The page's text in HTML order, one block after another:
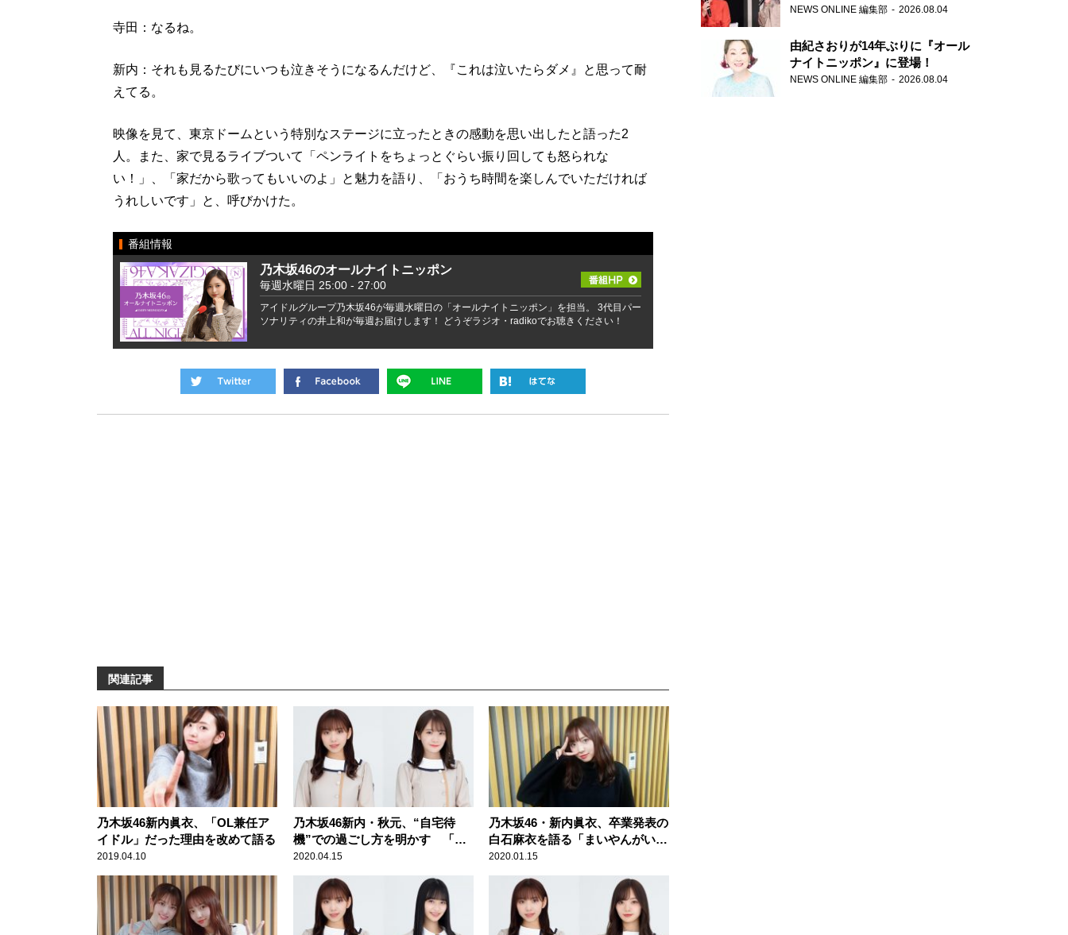
寺田：なるね。
新内：それも見るたびにいつも泣きそうになるんだけど、『これは泣いたらダメ』と思って耐
えてる。
映像を見て、東京ドームという特別なステージに立ったときの感動を思い出したと語った2
人。また、家で見るライブついて「ペンライトをちょっとぐらい振り回しても怒られな
い！」、「家だから歌ってもいいのよ」と魅力を語り、「おうち時間を楽しんでいただければ
うれしいです」と、呼びかけた。
番組情報
乃木坂46のオールナイトニッポン
毎週水曜日 25:00 - 27:00
アイドルグループ乃木坂46が毎週水曜日の「オールナイトニッポン」を担当。 3代目パー
ソナリティの井上和が毎週お届けします！ どうぞラジオ・radikoでお聴きください！
関連記事
乃木坂46新内眞衣、「OL兼任ア
イドル」だった理由を改めて語る
2019.04.10
乃木坂46新内・秋元、“自宅待
機”での過ごし方を明かす 「ど
うぶつの森」をメンバー同士で通
信プレイも
2020.04.15
乃木坂46・新内眞衣、卒業発表の
白石麻衣を語る「まいやんがいる
と現場が明るくなる」
2020.01.15
の特別番組「#いまあなたに伝え
NEWS ONLINE 編集部 2026.08.04
由紀さおりが14年ぶりに『オール
ナイトニッポン』に登場！
NEWS ONLINE 編集部 2026.08.04